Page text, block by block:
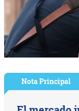
Nota Principal